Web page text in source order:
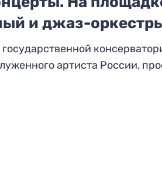
и джаз-
артиста России,